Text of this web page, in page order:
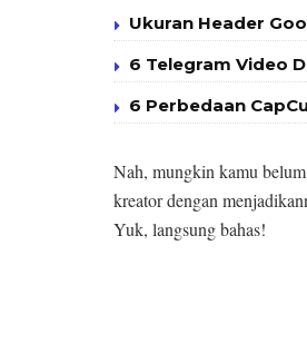
Ukuran Header
6 Telegram Video
6 Perbedaan
Nah, mungkin kamu
kreator dengan
Yuk, langsung bahas!